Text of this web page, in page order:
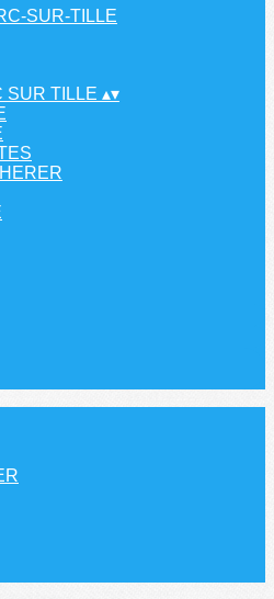
SUR TILLE ▴▾